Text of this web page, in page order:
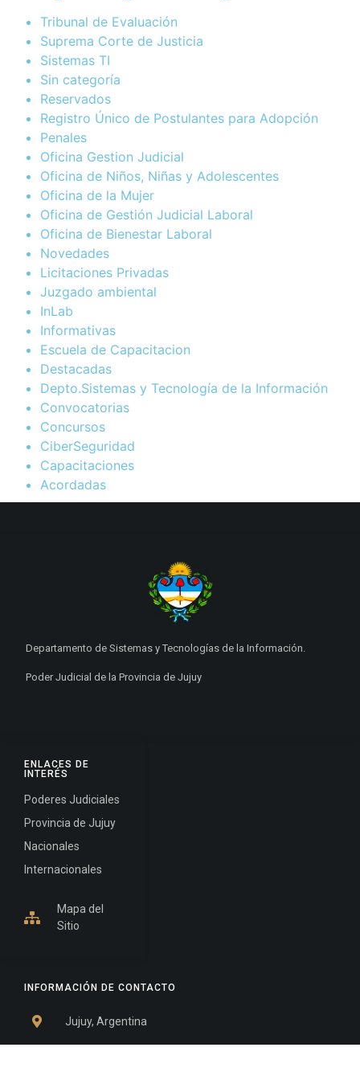
Tribunal de Evaluación
Suprema Corte de Justicia
Sistemas TI
Sin categoría
Reservados
Registro Único de Postulantes para Adopción
Penales
Oficina Gestion Judicial
Oficina de Niños, Niñas y Adolescentes
Oficina de la Mujer
Oficina de Gestión Judicial Laboral
Oficina de Bienestar Laboral
Novedades
Licitaciones Privadas
Juzgado ambiental
InLab
Informativas
Escuela de Capacitacion
Destacadas
Depto.Sistemas y Tecnología de la Información
Convocatorias
Concursos
CiberSeguridad
Capacitaciones
Acordadas
INFORMACIÓN DE CONTACTO
Jujuy, Argentina
ENLACES DE
INTERÉS
Poderes Judiciales
Provincia de Jujuy
Nacionales
Internacionales
Mapa del
Sitio
Departamento de Sistemas y Tecnologías de la Información.
Poder Judicial de la Provincia de Jujuy